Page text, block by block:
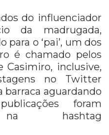
do influenciador
da madrugada,
o ‘pai’, um dos
é chamado pelos
Casimiro, inclusive,
no Twitter
aguardando
foram
na hashtag